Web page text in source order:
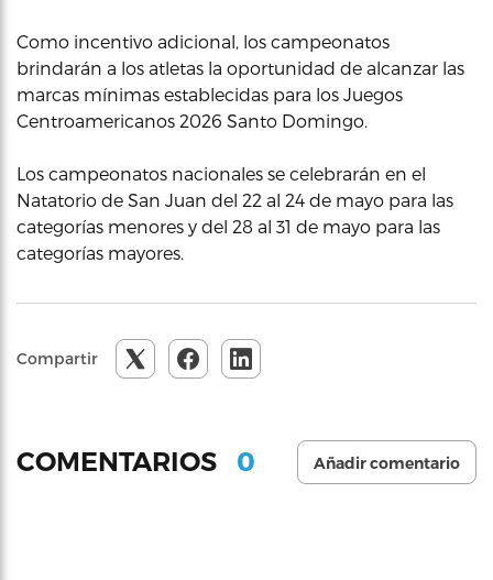
Como incentivo adicional, los campeonatos
brindarán a los atletas la oportunidad de alcanzar las
marcas mínimas establecidas para los Juegos
Centroamericanos 2026 Santo Domingo.
Los campeonatos nacionales se celebrarán en el
Natatorio de San Juan del 22 al 24 de mayo para las
categorías menores y del 28 al 31 de mayo para las
categorías mayores.
Compartir
COMENTARIOS 0 Añadir comentario